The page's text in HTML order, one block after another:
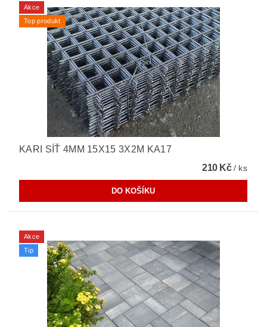
Akce
Top produkt
KARI SÍŤ 4MM 15X15 3X2M KA17
210 Kč/ ks
Akce
Tip